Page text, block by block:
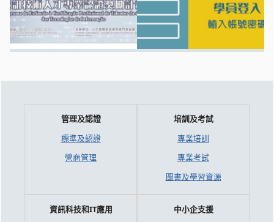
管理及認證
標準及認證
營商管理
培訓及考試
專業培訓
專業考試
圖書及學習資源
資訊科技和IT應用
中小企支援